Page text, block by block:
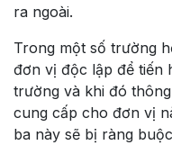
ra ngoài.
Trong một số trường
đơn vị độc lập để tiến
trường và khi đó
cung cấp cho đơn vị
ba này sẽ bị ràng